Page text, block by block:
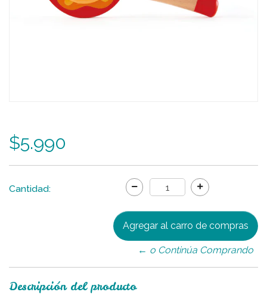
$5.990
Cantidad:
← o Continúa Comprando
Descripción del producto